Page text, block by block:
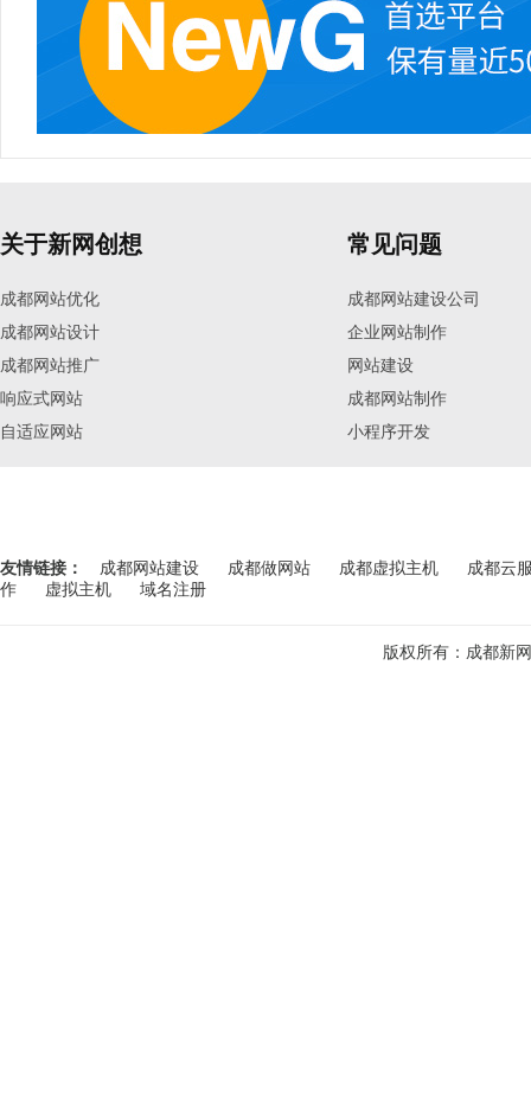
关于新网创想
成都网站优化
成都网站设计
成都网站推广
响应式网站
自适应网站
常见问题
成都网站建设公司
企业网站制作
网站建设
成都网站制作
小程序开发
友情链接： 成都网站建设 成都做网站 成都虚拟主机
成都云
作
虚拟主机 域名注册
版权所有：成都新